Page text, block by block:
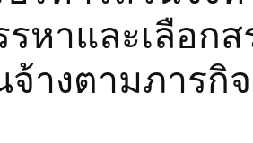
หาและเลือก
างตามภารกิ